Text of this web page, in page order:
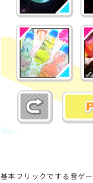
基本フリックでする音ゲ